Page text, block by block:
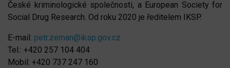
České kriminologické společnosti, a European Society for
Social Drug Research. Od roku 2020 je ředitelem IKSP.
E-mail: petr.zeman@iksp.gov.cz
Tel.: +420 257 104 404
Mobil: +420 737 247 160